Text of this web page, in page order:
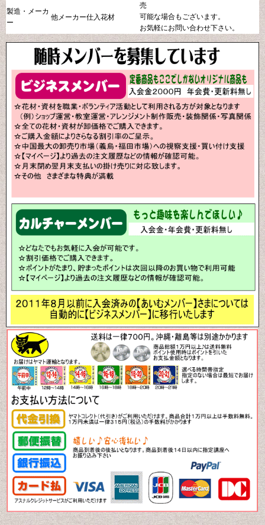
売
可能な場合もございます。
お気軽にお問い合わせ下さい。
製造・メーカ
ー
他メーカー仕入花材